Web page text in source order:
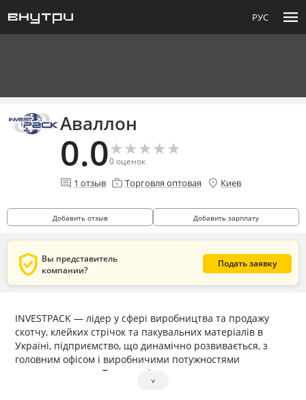
РУС menu
Аваллон
0.0★
★★
★★
★★
★★
★
0оценок
comment 1 отзыв enterprise Торговля оптовая location_on Киев
Добавить отзыв Добавить зарплату
verified_user Вы представитель
компании?
Подать заявку
INVESTPACK — лідер у сфері виробництва та продажу
скотчу, клейких стрічок та пакувальних матеріалів в
Україні, підприємство, що динамічно розвивається, з
головним офісом і виробничими потужностями
розташованими в Тернополі.
˅